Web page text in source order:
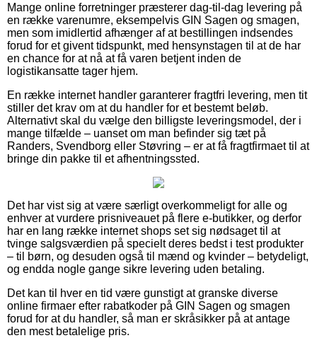
Mange online forretninger præsterer dag-til-dag levering på
en række varenumre, eksempelvis GIN Sagen og smagen,
men som imidlertid afhænger af at bestillingen indsendes
forud for et givent tidspunkt, med hensynstagen til at de har
en chance for at nå at få varen betjent inden de
logistikansatte tager hjem.
En række internet handler garanterer fragtfri levering, men tit
stiller det krav om at du handler for et bestemt beløb.
Alternativt skal du vælge den billigste leveringsmodel, der i
mange tilfælde – uanset om man befinder sig tæt på
Randers, Svendborg eller Støvring – er at få fragtfirmaet til at
bringe din pakke til et afhentningssted.
Det har vist sig at være særligt overkommeligt for alle og
enhver at vurdere prisniveauet på flere e-butikker, og derfor
har en lang række internet shops set sig nødsaget til at
tvinge salgsværdien på specielt deres bedst i test produkter
– til børn, og desuden også til mænd og kvinder – betydeligt,
og endda nogle gange sikre levering uden betaling.
Det kan til hver en tid være gunstigt at granske diverse
online firmaer efter rabatkoder på GIN Sagen og smagen
forud for at du handler, så man er skråsikker på at antage
den mest betalelige pris.